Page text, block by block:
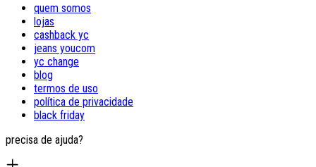
quem somos
lojas
cashback yc
jeans youcom
yc change
blog
termos de uso
política de privacidade
black friday
precisa de ajuda?